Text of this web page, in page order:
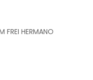
FREI HERMANO